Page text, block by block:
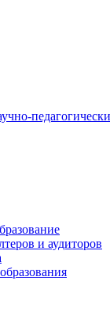
и аудиторов